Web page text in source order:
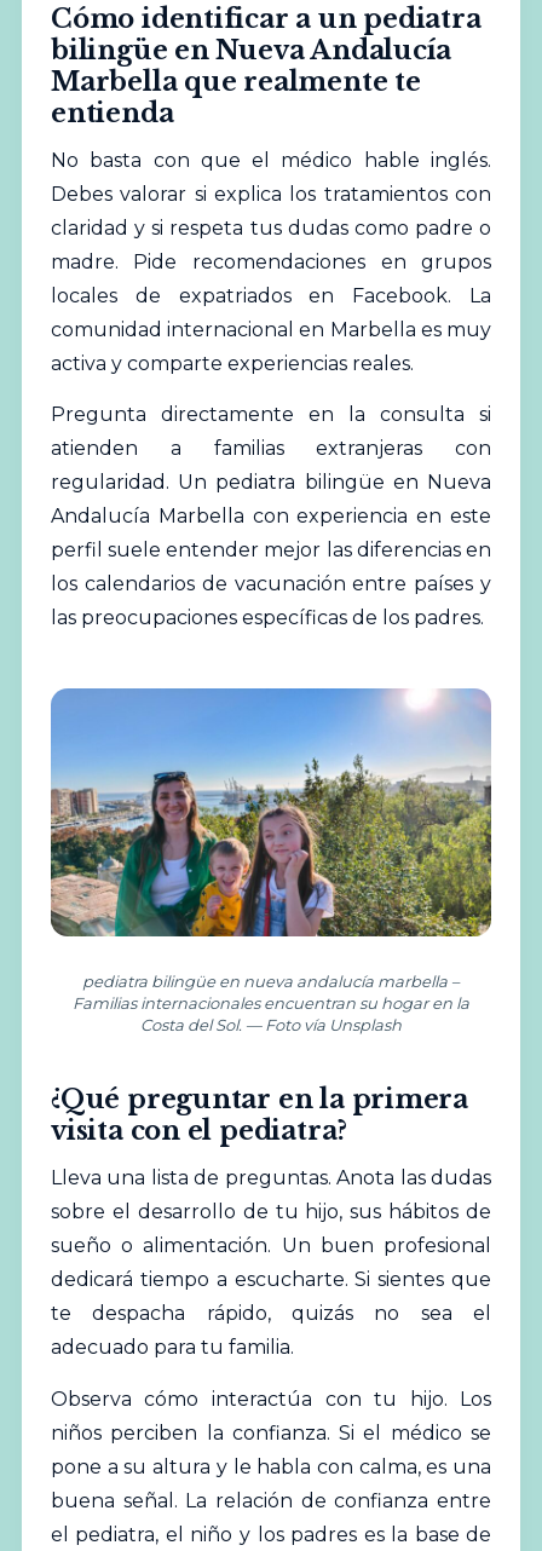
Cómo identificar a un pediatra
bilingüe en Nueva Andalucía
Marbella que realmente te
entienda
No basta con que el médico hable inglés.
Debes valorar si explica los tratamientos con
claridad y si respeta tus dudas como padre o
madre. Pide recomendaciones en grupos
locales de expatriados en Facebook. La
comunidad internacional en Marbella es muy
activa y comparte experiencias reales.
Pregunta directamente en la consulta si
atienden a familias extranjeras con
regularidad. Un pediatra bilingüe en Nueva
Andalucía Marbella con experiencia en este
perfil suele entender mejor las diferencias en
los calendarios de vacunación entre países y
las preocupaciones específicas de los padres.
pediatra bilingüe en nueva andalucía marbella –
Familias internacionales encuentran su hogar en la
Costa del Sol. — Foto vía Unsplash
¿Qué preguntar en la primera
visita con el pediatra?
Lleva una lista de preguntas. Anota las dudas
sobre el desarrollo de tu hijo, sus hábitos de
sueño o alimentación. Un buen profesional
dedicará tiempo a escucharte. Si sientes que
te despacha rápido, quizás no sea el
adecuado para tu familia.
Observa cómo interactúa con tu hijo. Los
niñosperciben la confianza. Si el médico se
pone a su altura y le habla con calma, es una
buena señal. La relación de confianza entre
el pediatra, el niño y los padres es la base de